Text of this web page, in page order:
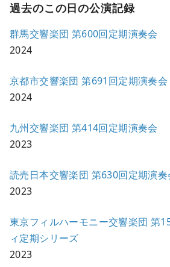
過去のこの日の公演記録
群馬交響楽団 第600回定期演奏会
2024
京都市交響楽団 第691回定期演奏会
2024
九州交響楽団 第414回定期演奏会
2023
読売日本交響楽団 第630回定期演奏
2023
東京フィルハーモニー交響楽団 第
ィ定期シリーズ
2023